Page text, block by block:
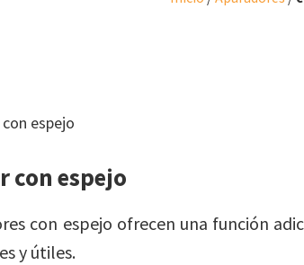
con espejo
con espejo ofrecen una función
y útiles.